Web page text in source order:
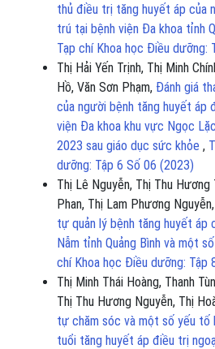
thủ điều trị tăng huyết áp của
trú tại bệnh viện Đa khoa tỉnh
Tạp chí Khoa học Điều dưỡng:
Thị Hải Yến Trịnh, Thị Minh
Hồ, Văn Sơn Phạm, Đánh giá
của người bệnh tăng huyết áp
viện Đa khoa khu vực Ngọc
2023 sau giáo dục sức khỏe ,
dưỡng: Tập 6 Số 06 (2023)
Thị Lê Nguyễn, Thị Thu Hương
Phan, Thị Lam Phương
tự quản lý bệnh tăng huyết áp
Nẫm tỉnh Quảng Bình và một
chí Khoa học Điều dưỡng: Tập
Thị Minh Thái Hoàng, Thanh
Thị Thu Hương Nguyễn, Thị
tự chăm sóc và một số yếu tố
tuổi tăng huyết áp điều trị